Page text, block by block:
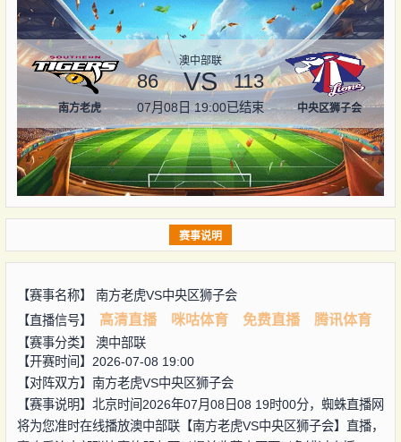
南方老虎
澳中部联
86 VS 113
07月08日 19:00已结束 中央区狮子会
赛事说明
【赛事名称】 南方老虎VS中央区狮子会
【直播信号】
高清直播 咪咕体育 免费直播 腾讯体育
【赛事分类】 澳中部联
【开赛时间】2026-07-08 19:00
【对阵双方】 南方老虎VS中央区狮子会
【赛事说明】北京时间2026年07月08日08 19时00分，蜘蛛直播网
将为您准时在线播放澳中部联【南方老虎VS中央区狮子会】直播，